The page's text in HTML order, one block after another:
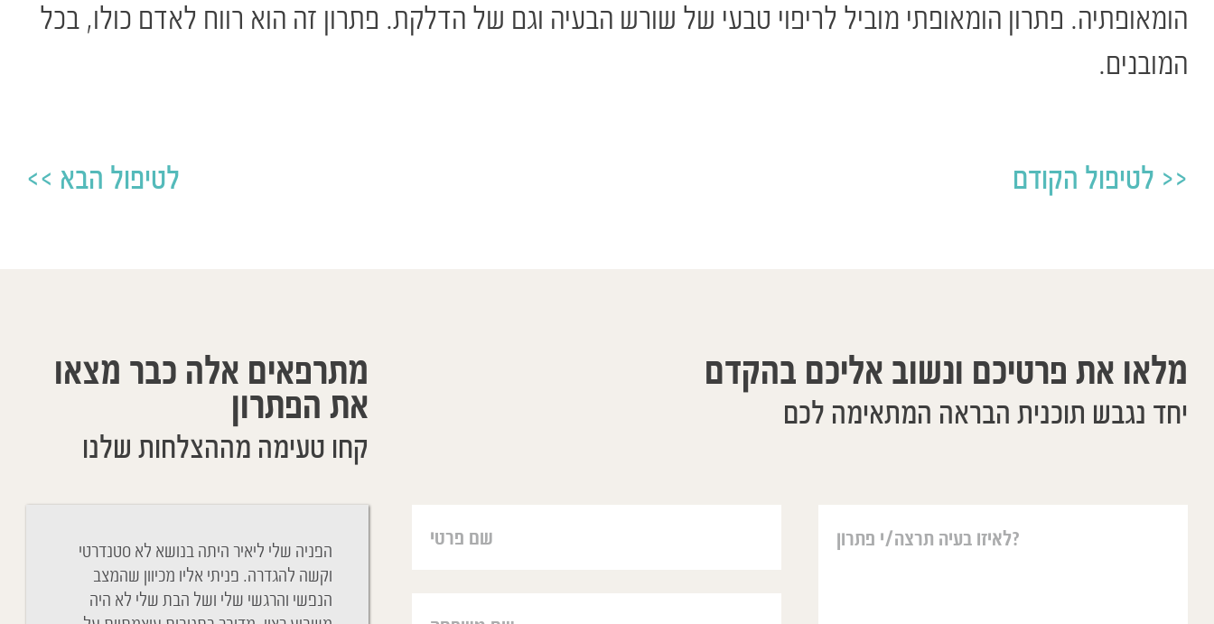
הומאופתיה. פתרון הומאופתי מוביל לריפוי טבעי של שורש הבעיה וגם של הדלקת. פתרון זה הוא רווח לאדם כולו, בכל
המובנים.
לטיפול הקודם לטיפול הבא
מלאו את פרטיכם ונשוב אליכם בהקדם
יחד נגבש תוכנית הבראה המתאימה לכם
מתרפאים אלה כבר מצאו
את הפתרון
קחו טעימה מההצלחות שלנו
יאיר עזר לנו בהרבה דברים. קשה לתאר בכמה
Cher Yaïr, j'ai eu vos coordonées de la plus
הפניה שלי ליאיר היתה בנושא לא סטנדרטי
וקשה להגדרה. פניתי אליו מכיוון שהמצב
הנפשי והרגשי שלי ושל הבת שלי לא היה